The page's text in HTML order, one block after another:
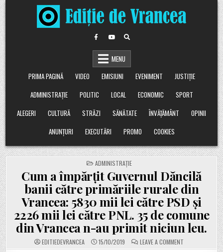
Skip
to
content
MENU
PRIMA PAGINĂ
VIDEO EMISIUNI EVENIMENT
JUSTIȚIE
ADMINISTRAȚIE
POLITIC LOCAL ECONOMIC
SPORT
ALEGERI
CULTURĂ STRĂZI SĂNĂTATE ÎNVĂȚĂMÂNT
OPINII
ANUNȚURI
EXECUTĂRI PROMO COOKIES
POSTED
IN
ADMINISTRAȚIE
Cum a împărțit Guvernul Dăncilă
banii către primăriile rurale din
Vrancea: 5830 mii lei către PSD și
2226 mii lei către PNL. 35 de comune
din Vrancea n-au primit niciun leu.
EDITIEDEVRANCEA 15/10/2019 LEAVE A COMMENT
CUM